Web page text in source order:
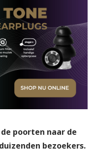
poorten naar de
bezoekers.